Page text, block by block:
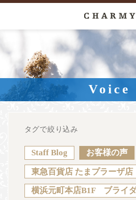
New Arrival
About
Engagement
Anniversary
Voice
タグで絞り込み
Staff Blog お客様の声
東急百貨店 たまプラーザ店
横浜元町本店B1F ブライ